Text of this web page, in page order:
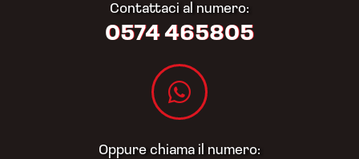
Contattaci al numero:
0574 465805​
Oppure chiama il numero: